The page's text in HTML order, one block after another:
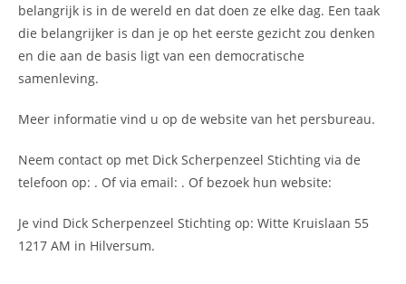
belangrijk is in de wereld en dat doen ze elke dag. Een taak
die belangrijker is dan je op het eerste gezicht zou denken
en die aan de basis ligt van een democratische
samenleving.
Meer informatie vind u op de website van het persbureau.
Neem contact op met Dick Scherpenzeel Stichting via de
telefoon op: . Of via email: . Of bezoek hun website:
Je vind Dick Scherpenzeel Stichting op: Witte Kruislaan 55
1217 AM in Hilversum.